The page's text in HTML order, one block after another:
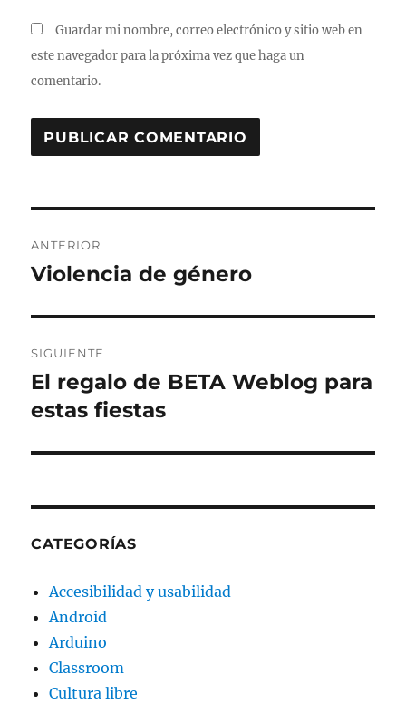
Guardar mi nombre, correo electrónico y sitio web en
este navegador para la próxima vez que haga un
comentario.
de
ANTERIOR
Entrada
Violencia de género
SIGUIENTE
Entrada
siguiente:
El regalo de BETA Weblog para
estas fiestas
CATEGORÍAS
Accesibilidad y usabilidad
Android
Arduino
Classroom
Cultura libre